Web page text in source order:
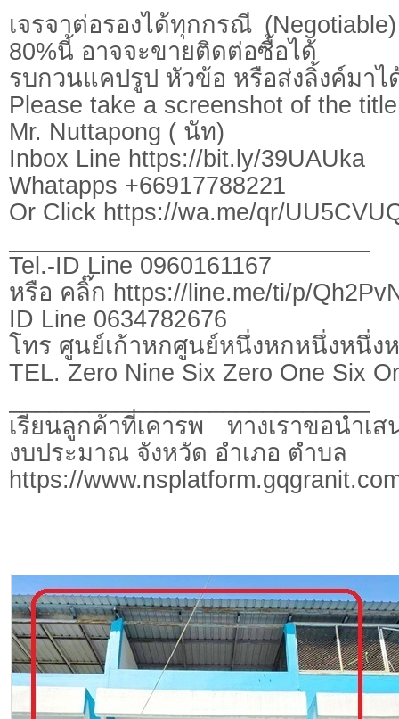
เจรจาต่อรองได้ทุกกรณี
80%นี้ อาจจะขายติดต่อซื้อได้
รบกวนแคปรูป หัวข้อ หรือส่งลิ้งค์มาไ
Please take a screenshot of the
Mr. Nuttapong ( นัท)
Inbox Line https://bit.ly/39UAUka
Whatapps +66917788221
Or Click https://wa.me/qr/
Tel.-ID Line 0960161167
หรือ คลิ๊ก https://line.me/ti/p/
ID Line 0634782676
โทร ศูนย์เก้าหกศูนย์หนึ่งหกหนึ่งหนึ่ง
TEL. Zero Nine Six Zero One Six
เรียนลูกค้าที่เคารพ ทางเราขอนำเ
งบประมาณ จังหวัด อำเภอ ตำบล
https://